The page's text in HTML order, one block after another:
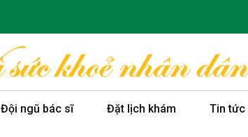
Đội ngũ bác sĩ Đặt lịch khám Tin tức